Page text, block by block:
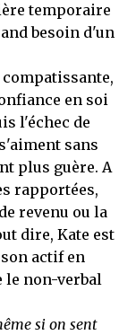
temporaire
besoin d'un
en soi
l'échec de
sans
plus guère. A
rapportées,
revenu ou la
dire, Kate est
actif en
le non-verbal
si on sent